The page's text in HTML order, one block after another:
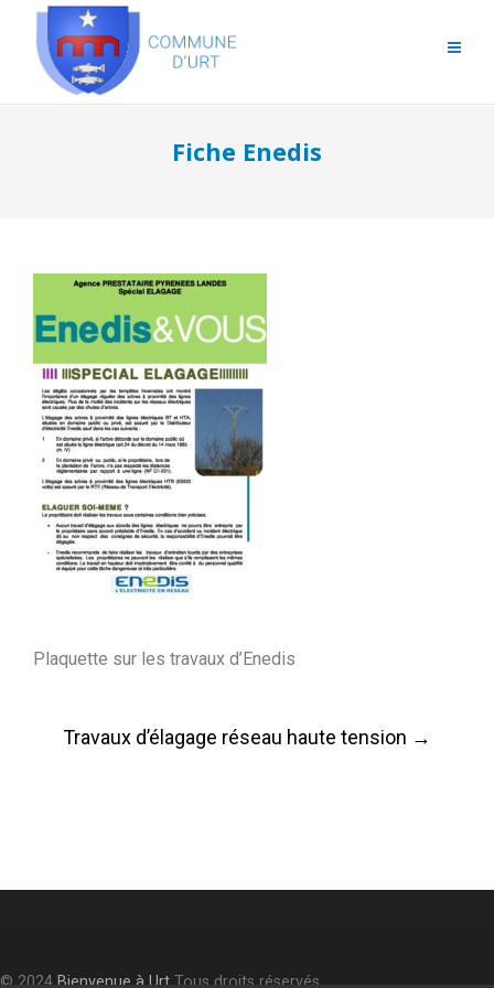
Fiche Enedis
Plaquette sur les travaux d’Enedis
Post
navigation
Travaux d’élagage réseau haute tension →
© 2024Bienvenue à UrtTous droits réservés.